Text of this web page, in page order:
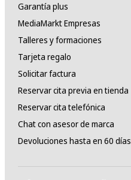
Garantía plus
MediaMarkt Empresas
Talleres y formaciones
Tarjeta regalo
Solicitar factura
Reservar cita previa en tienda
Reservar cita telefónica
Chat con asesor de marca
Devoluciones hasta en 60 días